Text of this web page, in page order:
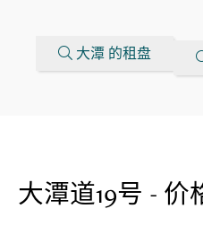
大潭 的租盘
大潭道19号 - 价